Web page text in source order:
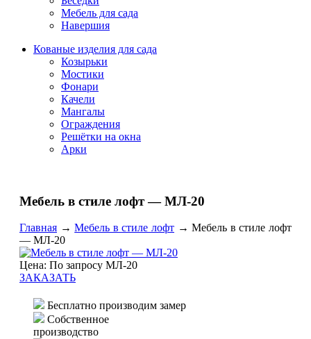
Мебель для сада
Навершия
Кованые изделия для сада
Козырьки
Мостики
Фонари
Качели
Мангалы
Ограждения
Решётки на окна
Арки
Мебель в стиле лофт — МЛ-20
Главная →Мебель в стиле лофт →Мебель в стиле лофт
— МЛ-20
Цена: По запросу МЛ-20
ЗАКАЗАТЬ
Бесплатно производим замер
Собственное
производство